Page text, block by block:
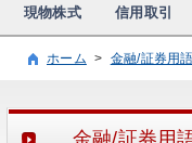
現物株式 信用取引
ホーム > 金融/証券用
金融/証券用